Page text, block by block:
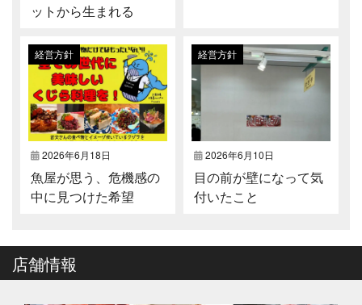
ットから生まれる
経営方針
2026年6月18日
魚屋が思う、危機感の
中に見つけた希望
経営方針
2026年6月10日
目の前が壁になって気
付いたこと
店舗情報